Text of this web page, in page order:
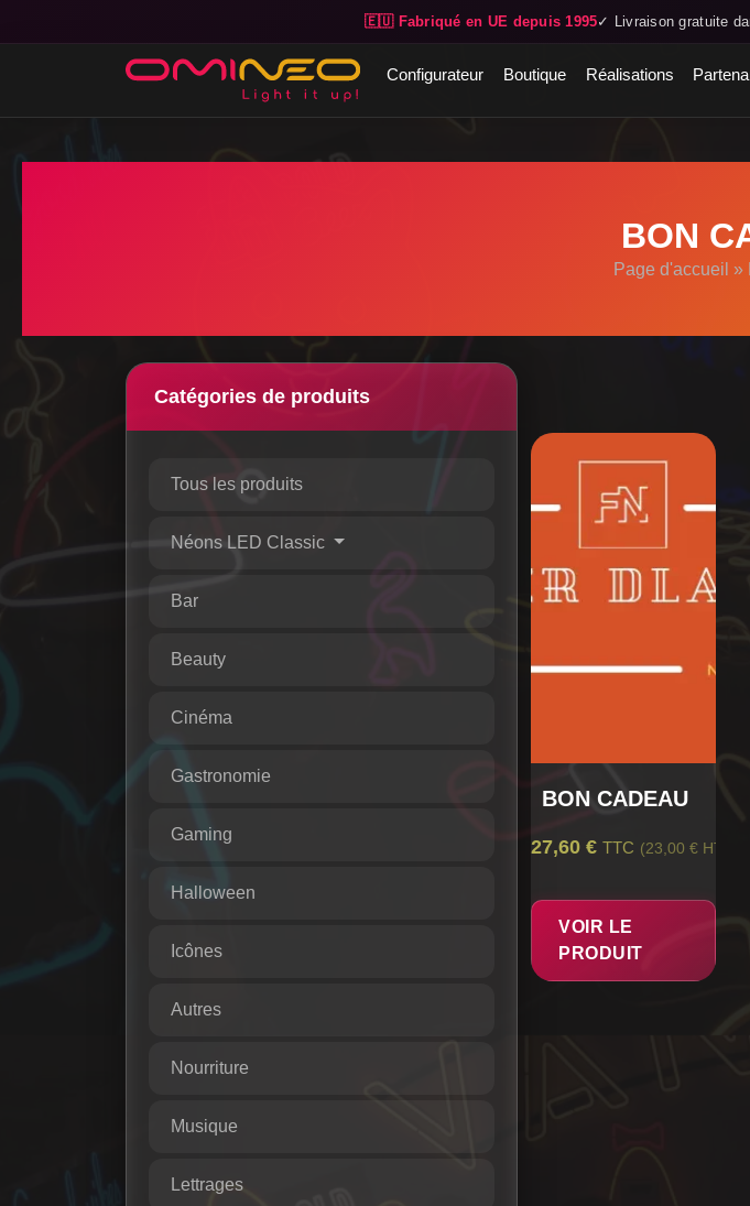
🇪🇺 Fabriqué en UE depuis 1995✓ Livraison gratuite
Skip to main content
Configurateur Boutique Réalisations
BON
Page d'accueil »
Catégories de produits
Tous les produits
Néons LED Classic
Bar
Beauty
Cinéma
Gastronomie
Gaming
Halloween
Icônes
Autres
Nourriture
Musique
Lettrages
BON CADEAU
27,60 € TTC (23,00 € HT)
VOIR LE
PRODUIT